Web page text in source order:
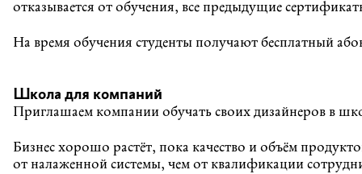
отказывается от обучения, все предыдущие
На время обучения студенты получают бесплатный
Школа для компаний
Приглашаем компании обучать своих дизайнеров в
Бизнес хорошо растёт, пока качество и объём
от налаженной системы, чем от квалификации